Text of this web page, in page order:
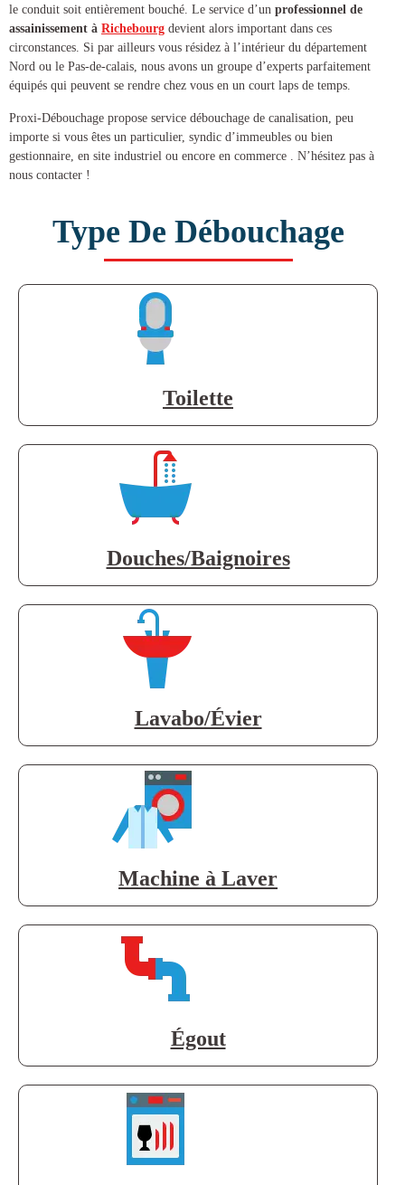
le conduit soit entièrement bouché. Le service d’un professionnel de
assainissement à Richebourg devient alors important dans ces
circonstances. Si par ailleurs vous résidez à l’intérieur du département
Nord ou le Pas-de-calais, nous avons un groupe d’experts parfaitement
équipés qui peuvent se rendre chez vous en un court laps de temps.
Proxi-Débouchage propose service débouchage de canalisation , peu
importe si vous êtes un particulier, syndic d’immeubles ou bien
gestionnaire, en site industriel ou encore en commerce . N’hésitez pas à
nous contacter !
Type De Débouchage
Toilette
Douches/Baignoires
Lavabo/Évier
Machine à Laver
Égout